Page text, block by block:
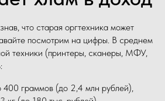
что старая оргтехника может
посмотрим на цифры. В среднем
техники (принтеры, сканеры, МФУ,
граммов (до 2,4 млн рублей),